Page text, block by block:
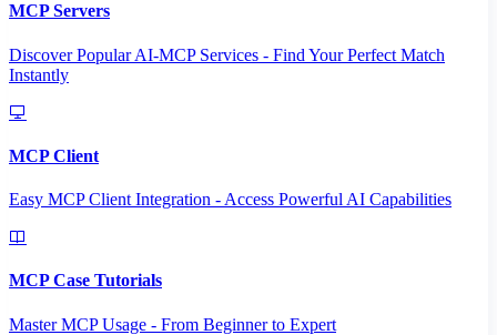
MCP Servers
Discover Popular AI-MCP Services - Find Your Perfect Match
Instantly
MCP Client
Easy MCP Client Integration - Access Powerful AI Capabilities
MCP Case Tutorials
Master MCP Usage - From Beginner to Expert